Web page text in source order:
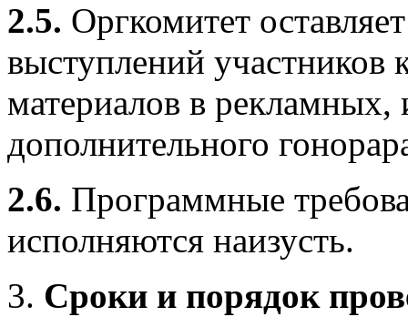
2.5. Оргкомитет
выступлений участников
материалов в
дополнительного
2.6. Программные
исполняются наизусть.
Сроки и порядок